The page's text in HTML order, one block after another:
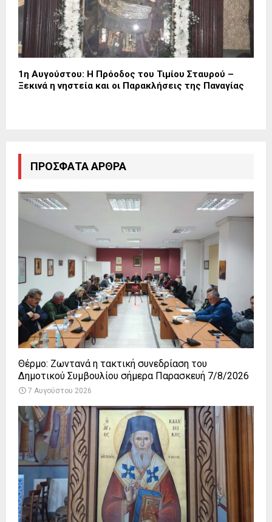
1η Αυγούστου: Η Πρόοδος του Τιμίου Σταυρού –
Ξεκινά η νηστεία και οι Παρακλήσεις της Παναγίας
ΠΡΌΣΦΑΤΑ ΆΡΘΡΑ
Θέρμο: Ζωντανά η τακτική συνεδρίαση του
Δημοτικού Συμβουλίου σήμερα Παρασκευή 7/8/2026
7 Αυγούστου 2026